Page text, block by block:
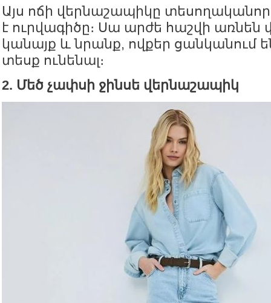
Այս ոճի վերնաշապիկը
է ուրվագիծը։ Սա արժե հաշվի
կանայք և նրանք, ովքեր ցանկանում
տեսք ունենալ։
2. Մեծ չափսի ջինսե վերնաշապիկ